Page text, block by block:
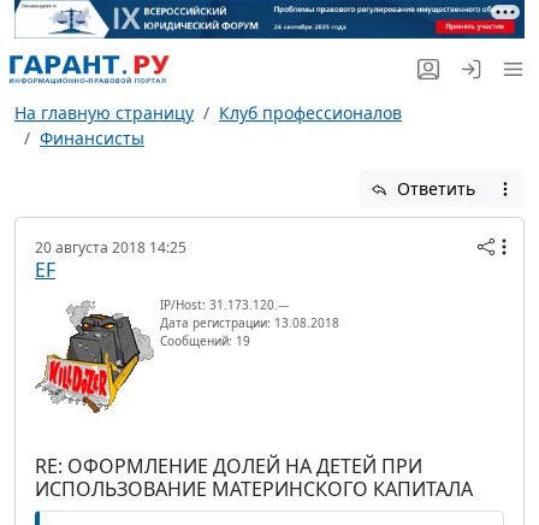
На главную страницу
Клуб профессионалов
Финансисты
Ответить
20 августа 2018 14:25
EF
IP/Host: 31.173.120.---
Дата регистрации: 13.08.2018
Сообщений: 19
RE: ОФОРМЛЕНИЕ ДОЛЕЙ НА ДЕТЕЙ ПРИ
ИСПОЛЬЗОВАНИЕ МАТЕРИНСКОГО КАПИТАЛА